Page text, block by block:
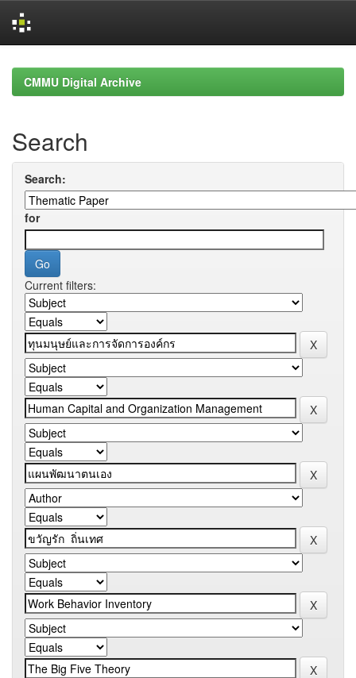
navigationCMMU Digital Archive
Search
Search:
for
Current filters: